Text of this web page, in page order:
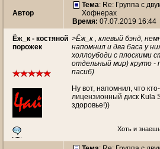
Автор
Тема: Re: Группа с
Хофнерах
Время: 07.07.2019 16:44
Ёж_к - костяной
порожек
>Ёж_к , клевый бэнд,
напомнил и два баса у
холлоубоди с плоскими
отдельный мир) круто -
пасиб)
Ну вот, напомнил, что
лицензионный диск Kula
здоровье!))
Хоть и